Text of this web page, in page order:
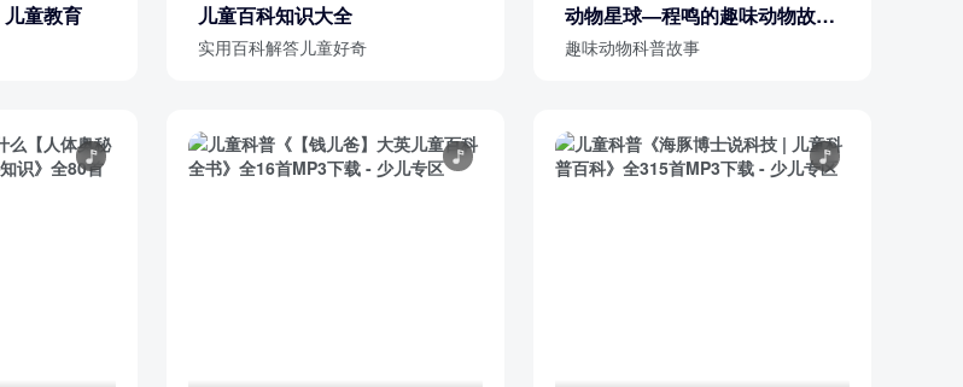
儿童教育 儿童百科知识大全
实用百科解答儿童好奇
动物星球—程鸣的趣味动物故事|
儿童科普
趣味动物科普故事